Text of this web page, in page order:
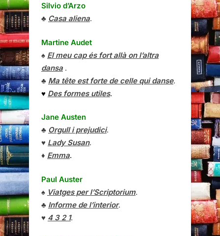
Silvio d’Arzo
♣ Casa aliena.
Martine Audet
♠ El meu cap és fort allà on l’altra
dansa.
♣ Ma tête est forte de celle qui danse.
♥ Des formes utiles.
Jane Austen
♣ Orgull i prejudici.
♥ Lady Susan.
♦ Emma.
Paul Auster
♠ Viatges per l’Scriptorium.
♣ Informe de l’interior.
♥ 4 3 2 1.